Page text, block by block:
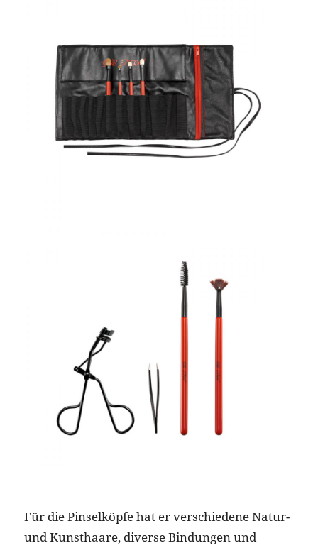
Für die Pinselköpfe hat er verschiedene Natur-
und Kunsthaare, diverse Bindungen und